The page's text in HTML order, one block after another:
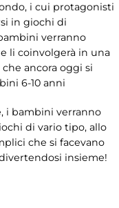
i cui protagonisti
in giochi di
verranno
li coinvolgerà in una
ancora oggi si
6-10 anni
i bambini verranno
di vario tipo, allo
che si facevano
insieme!